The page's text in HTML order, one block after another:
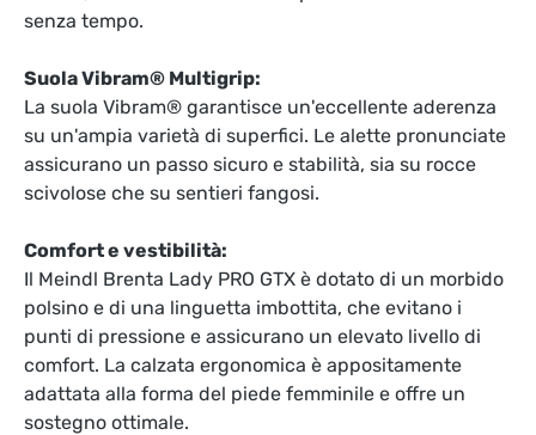
senza tempo.
Suola Vibram® Multigrip:
La suola Vibram® garantisce un'eccellente aderenza
su un'ampia varietà di superfici. Le alette pronunciate
assicurano un passo sicuro e stabilità, sia su rocce
scivolose che su sentieri fangosi.
Comfort e vestibilità:
Il Meindl Brenta Lady PRO GTX è dotato di un morbido
polsino e di una linguetta imbottita, che evitano i
punti di pressione e assicurano un elevato livello di
comfort. La calzata ergonomica è appositamente
adattata alla forma del piede femminile e offre un
sostegno ottimale.